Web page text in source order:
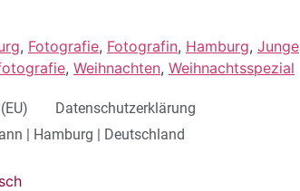
, Fotografie, Fotografin, Hamburg, Junge
, Weihnachten, Weihnachtsspezial
Datenschutzerklärung
| Hamburg | Deutschland